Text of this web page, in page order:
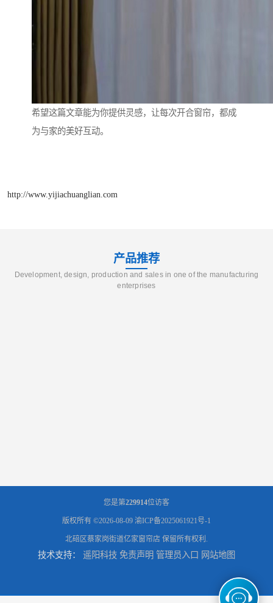
希望这篇文章能为你提供灵感，让每次开合窗帘，都成
为与家的美好互动。
http://www.yijiachuanglian.com
产品推荐
Development, design, production and sales in one of the manufacturing
enterprises
您是第229914位访客
版权所有 ©2026-08-09 渝ICP备2025061921号-1
北碚区蔡家岗街道亿家窗帘店 保留所有权利.
技术支持： 遥阳科技 免责声明 管理员入口 网站地图